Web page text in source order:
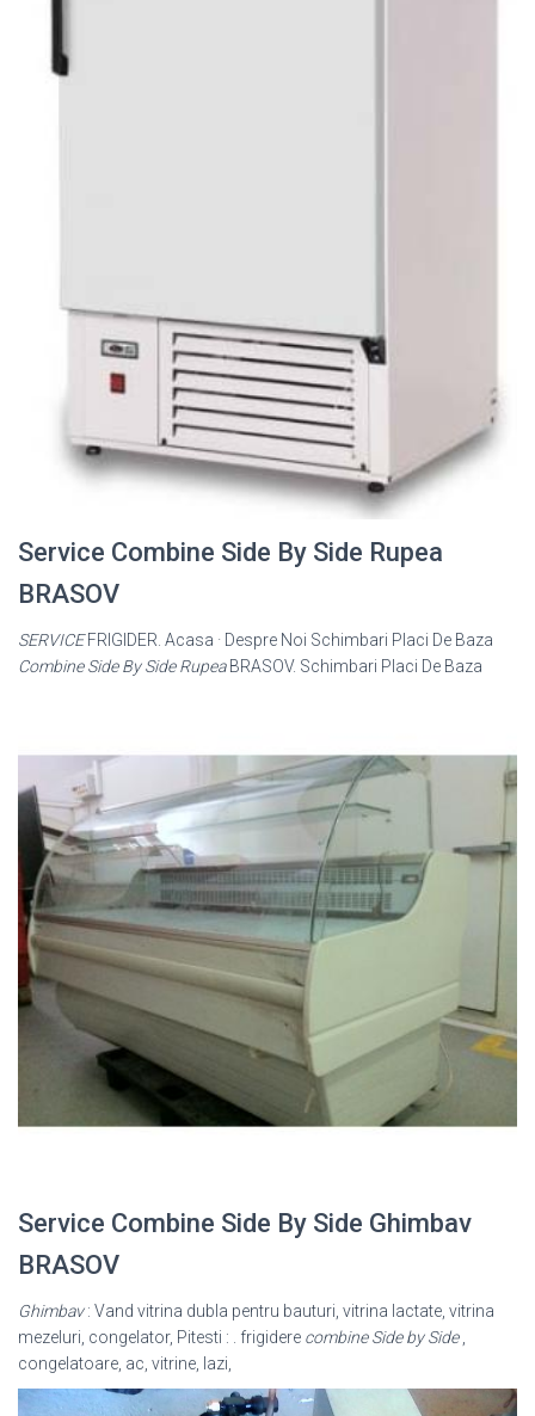
Service Combine Side By Side Rupea
BRASOV
SERVICEFRIGIDER. Acasa · Despre Noi Schimbari Placi De Baza
Combine Side By Side RupeaBRASOV. Schimbari Placi De Baza
Service Combine Side By Side Ghimbav
BRASOV
Ghimbav: Vand vitrina dubla pentru bauturi, vitrina lactate, vitrina
mezeluri, congelator, Pitesti : . frigidere combine Side by Side,
congelatoare, ac, vitrine, lazi,